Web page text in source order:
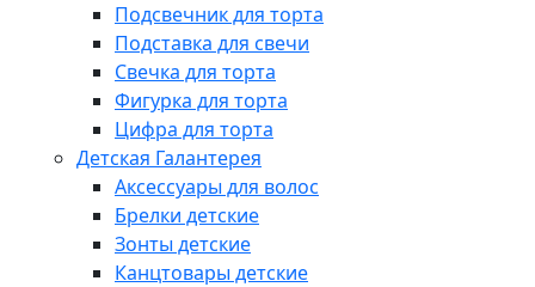
Подсвечник для торта
Подставка для свечи
Свечка для торта
Фигурка для торта
Цифра для торта
Детская Галантерея
Аксессуары для волос
Брелки детские
Зонты детские
Канцтовары детские